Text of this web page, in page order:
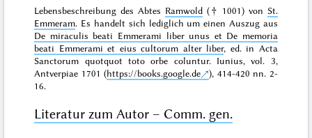
Lebensbeschreibung des Abtes Ramwold († 1001) von St.
Emmeram. Es handelt sich lediglich um einen Auszug aus
De miraculis beati Emmerami liber unus et De memoria
beati Emmerami et eius cultorum alter liber, ed. in Acta
Sanctorum quotquot toto orbe coluntur. Iunius, vol. 3,
Antverpiae 1701 (https://books.google.de ), 414-420 nn. 2-
16.
Literatur zum Autor – Comm. gen.